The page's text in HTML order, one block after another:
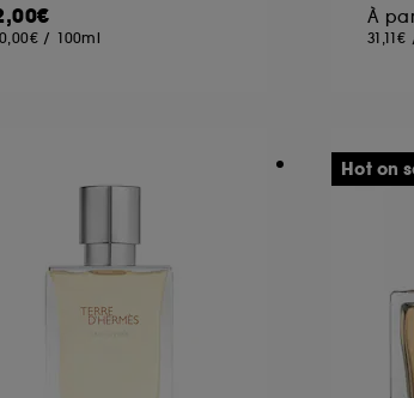
/ 100ml
À
31,11€
Hot on